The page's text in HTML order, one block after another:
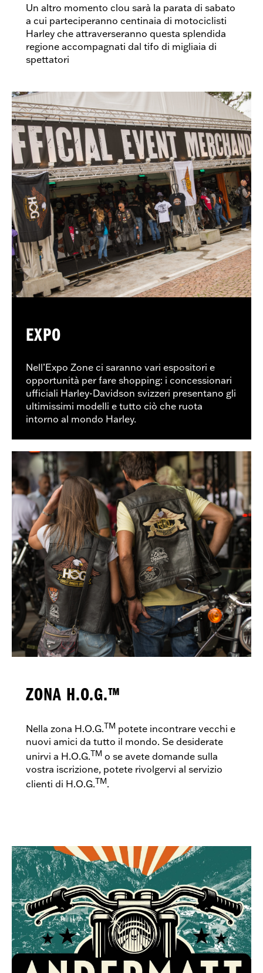
Un altro momento clou sarà la parata di sabato
a cui parteciperanno centinaia di motociclisti
Harley che attraverseranno questa splendida
regione accompagnati dal tifo di migliaia di
spettatori
EXPO
Nell’Expo Zone ci saranno vari espositori e
opportunità per fare shopping: i concessionari
ufficiali Harley-Davidson svizzeri presentano gli
ultimissimi modelli e tutto ciò che ruota
intorno al mondo Harley.
ZONA H.O.G.™
Nella zona H.O.G.TM potete incontrare vecchi e
nuovi amici da tutto il mondo. Se desiderate
unirvi a H.O.G.TM o se avete domande sulla
vostra iscrizione, potete rivolgervi al servizio
clienti di H.O.G.TM.